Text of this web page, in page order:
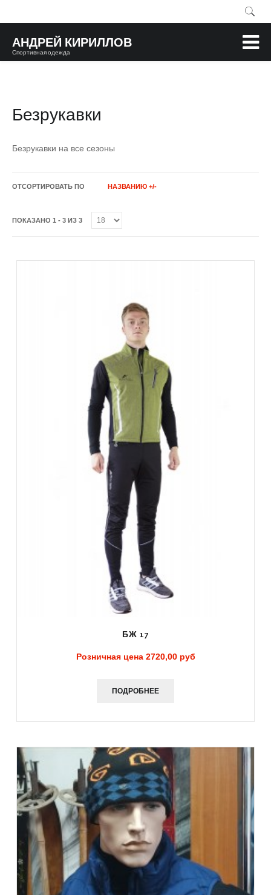
АНДРЕЙ КИРИЛЛОВ
Спортивная одежда
Безрукавки
Безрукавки на все сезоны
ОТСОРТИРОВАТЬ ПО НАЗВАНИЮ +/-
ПОКАЗАНО 1 - 3 ИЗ 3
БЖ 17
Розничная цена 2720,00 руб
ПОДРОБНЕЕ